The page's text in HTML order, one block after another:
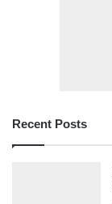
Recent Posts